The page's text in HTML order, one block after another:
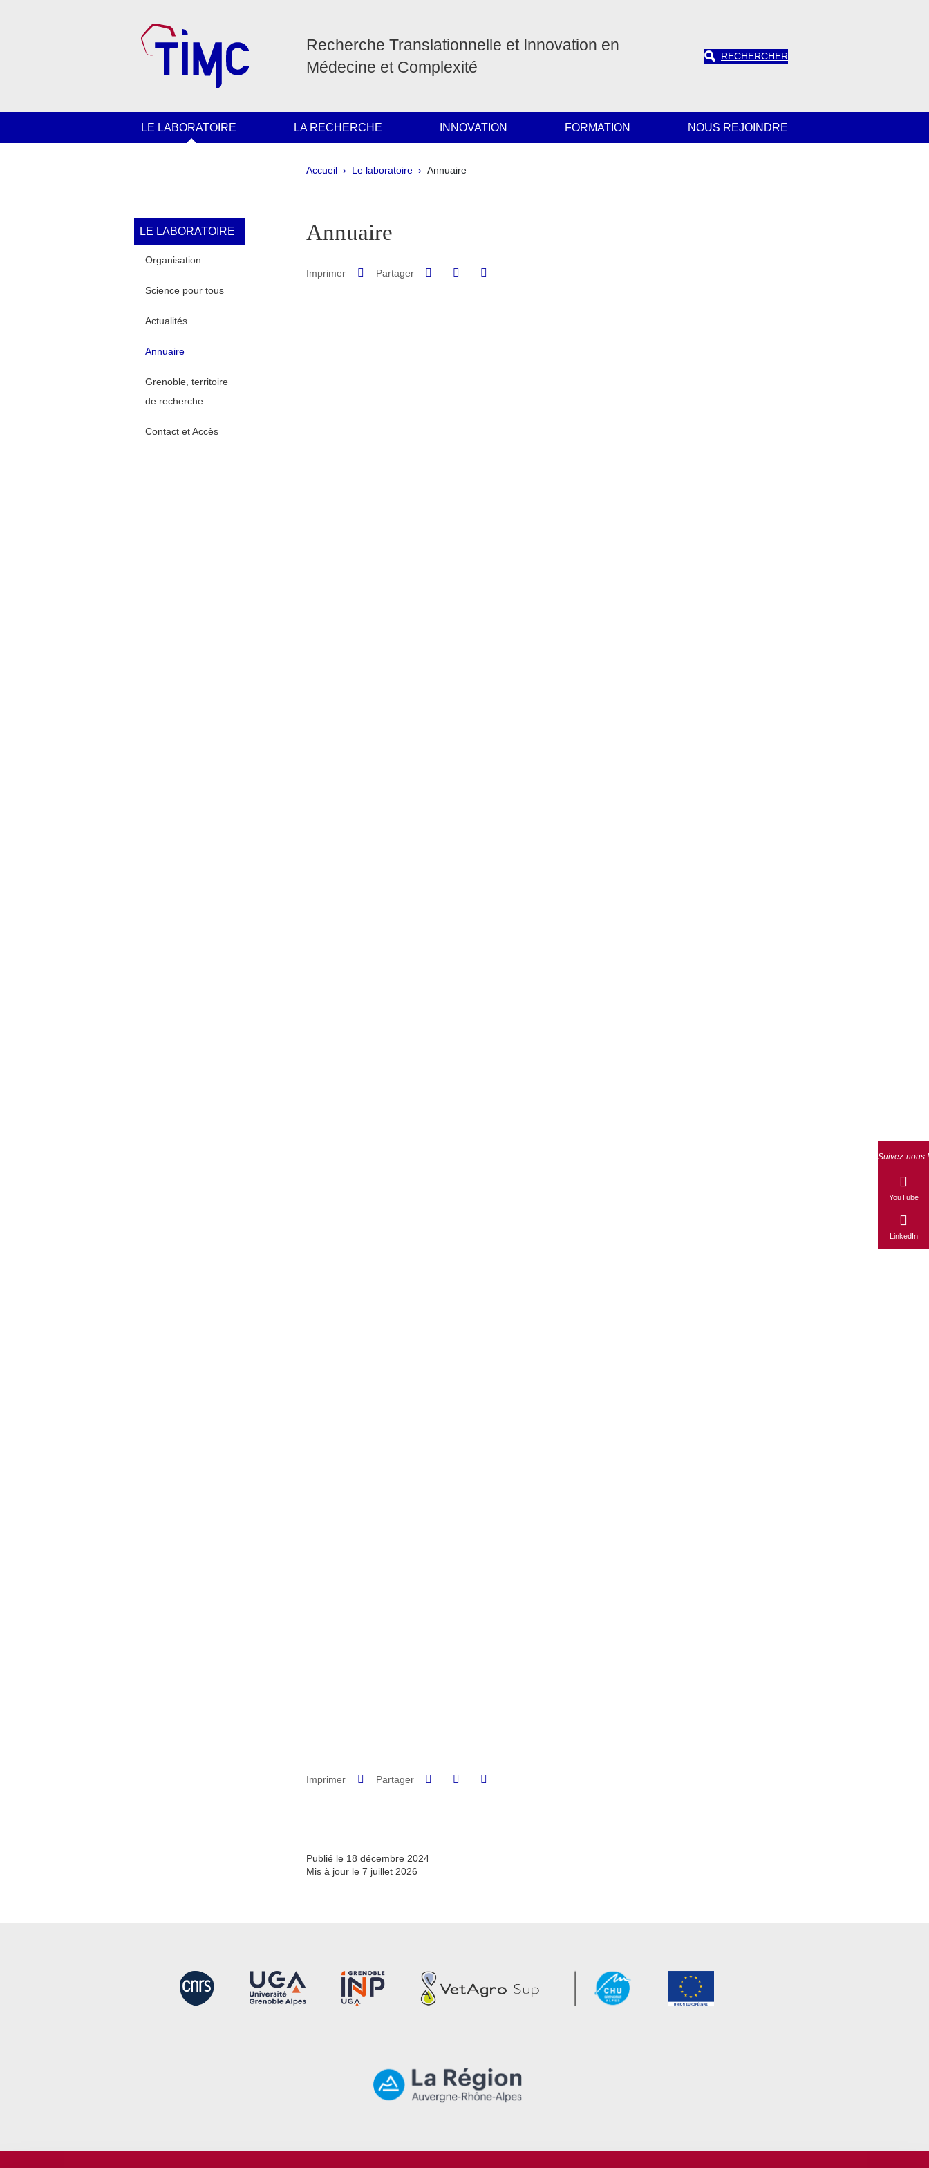
Suivez-nous !
YouTube
LinkedIn
Recherche Translationnelle et Innovation en
Médecine et Complexité
RECHERCHER
Navigation principale
LE LABORATOIRE LA RECHERCHE INNOVATION FORMATION NOUS REJOINDRE
Fil d'Ariane
Accueil Le laboratoire Annuaire
Navigation principale Sidebar
LE LABORATOIRE
Organisation
Science pour tous
Actualités
Annuaire
Grenoble, territoire
de recherche
Contact et Accès
Annuaire
Imprimer Partager Partager sur Facebook
Partager sur LinkedIn
Imprimer Partager Partager sur Facebook
Partager sur LinkedIn
Publié le 18 décembre 2024
Mis à jour le 7 juillet 2026